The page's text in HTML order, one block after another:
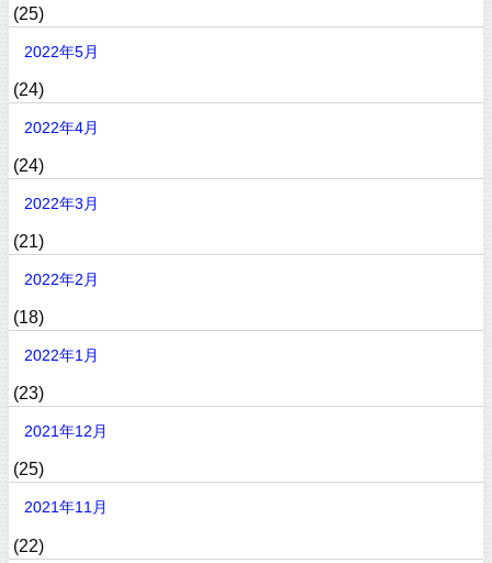
(25)
2022年5月
(24)
2022年4月
(24)
2022年3月
(21)
2022年2月
(18)
2022年1月
(23)
2021年12月
(25)
2021年11月
(22)